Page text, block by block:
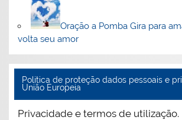
Oração a Pomba Gira para
volta seu amor
Politica de proteção dados pessoais e
União Europeia
Privacidade e termos de utilização.